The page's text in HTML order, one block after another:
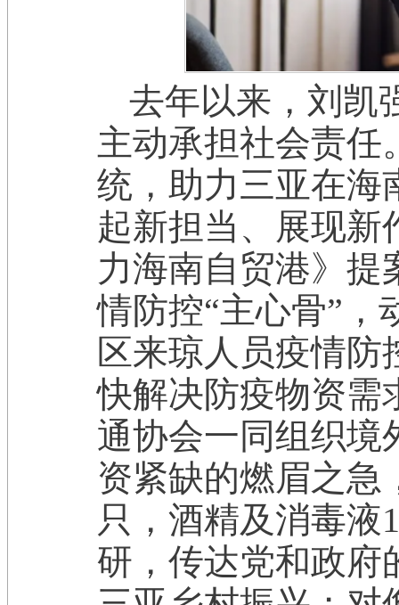
去年以来，刘凯
主动承担社会责任
统，助力三亚在海
起新担当、展现新
力海南自贸港》提
情防控“主心骨”，
区来琼人员疫情
快解决防疫物资需
通协会一同组织境
资紧缺的燃眉之急
只，酒精及消毒液
研，传达党和政府